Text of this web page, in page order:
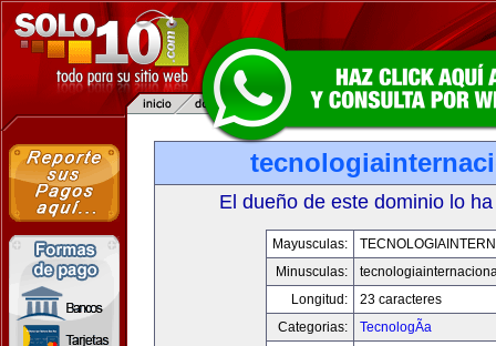
El dueño de este dominio lo
Mayusculas:
Minusculas:
Longitud:
23 caracteres
Categorias:
TecnologÃ­a